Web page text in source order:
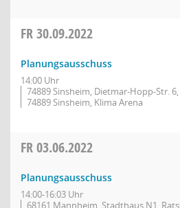
FR30.09.2022
Planungsausschuss
14:00 Uhr
74889 Sinsheim, Dietmar-Hopp-Str.
74889 Sinsheim, Klima Arena
FR03.06.2022
Planungsausschuss
14:00-16:03 Uhr
68161 Mannheim, Stadthaus N1,